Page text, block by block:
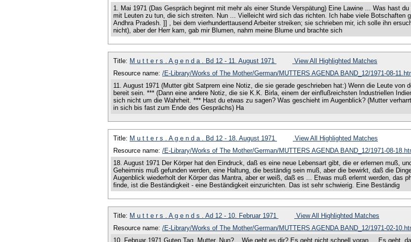
1. Mai 1971 (Das Gespräch beginnt mit mehr als einer Stunde Verspätung) Eine Lawine ... Was hast
mit Leuten zu tun, die sich streiten. Nun ... Vielleicht wird sich das richten. Ich habe viele
Andhra Pradesh. ]] , bei dem vierhunderttausend Arbeiter streiken; sie schrieben mir, ich solle ihn
nicht), aber der Herr kam, gab mir Blumen, nahm meine Blume und brachte sich
Title: M u t t e r s . A g e n d a . Bd 12 - 11. August 1971
View All Highlighted Matches
Resource name: /E-Library/Works of The Mother/German/MUTTERS AGENDA BAND_12/1971-08-
11. August 1971 (Mutter gibt Satprem eine Notiz, die sie gerade geschrieben hat:) Wenn die Leute
bereit sein. *** (Dann eine andere Notiz, die sie K.K. Birla, einem der einflußreichsten Industriellen
sich nicht um die Wahrheit. *** Hast du etwas zu sagen? Was geschieht im Augenblick? (Mutter
in sich bis fast zum Ende des Gesprächs) Ha
Title: M u t t e r s . A g e n d a . Bd 12 - 18. August 1971
View All Highlighted Matches
Resource name: /E-Library/Works of The Mother/German/MUTTERS AGENDA BAND_12/1971-08-
18. August 1971 Der Körper hat den Eindruck, daß es eine neue Lebensart gibt, die er erlernen muß,
Geheimnis muß gefunden werden, eine Haltung, die beständig sein muß, aber die bewirkt, daß die
Augenblick wiederholt der Körper das Mantra, aber er weiß, daß es ... Etwas muß erlernt werden,
finde, ist die Beständigkeit - eine Beständigkeit einzurichten. Das ist sehr schwierig. Eine Beständig
Title: M u t t e r s . A g e n d s . Ad 12 - 10. Februar 1971
View All Highlighted Matches
Resource name: /E-Library/Works of The Mother/German/MUTTERS AGENDA BAND_12/1971-02-
10. Februar 1971 Guten Tag, Mutter. Nun?... Wie geht es dir? Es geht nicht schnell voran ... Es